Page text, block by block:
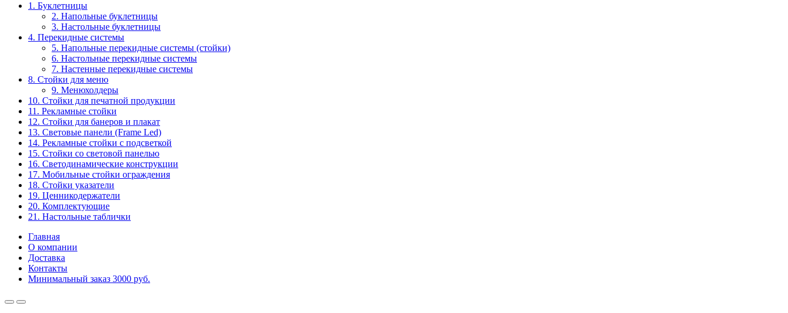
1. Буклетницы
2. Напольные буклетницы
3. Настольные буклетницы
4. Перекидные системы
5. Напольные перекидные системы (стойки)
6. Настольные перекидные системы
7. Настенные перекидные системы
8. Стойки для меню
9. Менюхолдеры
10. Стойки для печатной продукции
11. Рекламные стойки
12. Стойки для банеров и плакат
13. Световые панели (Frame Led)
14. Рекламные стойки с подсветкой
15. Стойки со световой панелью
16. Светодинамические конструкции
17. Мобильные стойки ограждения
18. Стойки указатели
19. Ценникодержатели
20. Комплектующие
21. Настольные таблички
Главная
О компании
Доставка
Контакты
Минимальный заказ 3000 руб.